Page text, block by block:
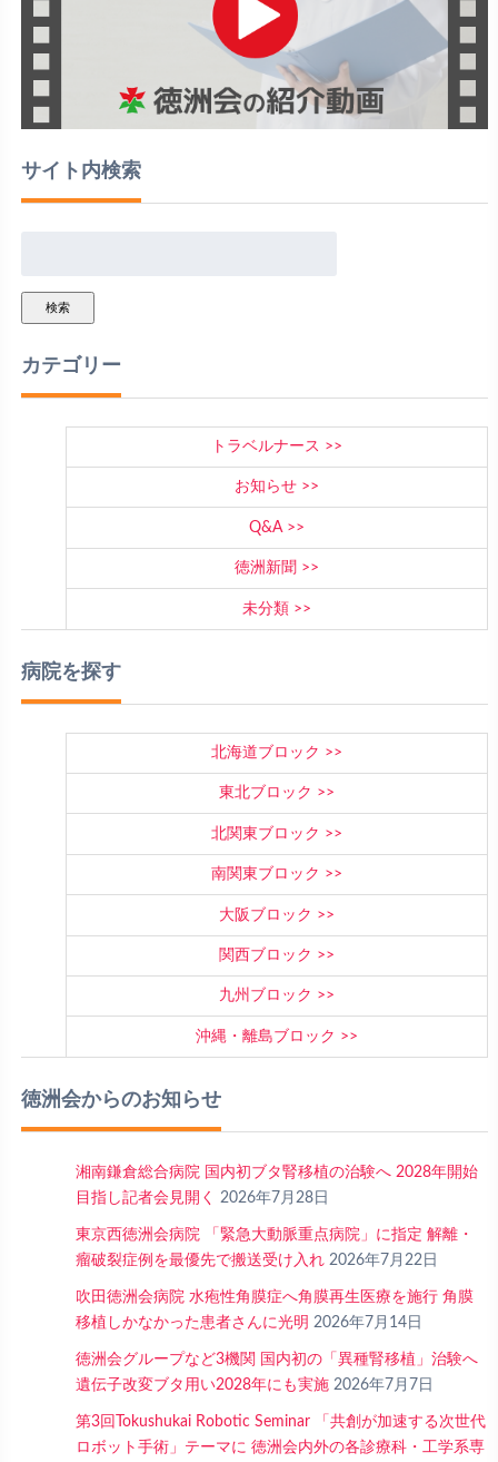
サイト内検索
検索
カテゴリー
トラベルナース
お知らせ
Q&A
徳洲新聞
未分類
病院を探す
北海道ブロック
東北ブロック
北関東ブロック
南関東ブロック
大阪ブロック
関西ブロック
九州ブロック
沖縄・離島ブロック
徳洲会からのお知らせ
湘南鎌倉総合病院 国内初ブタ腎移植の治験へ 2028年開始
目指し記者会見開く
2026年7月28日
東京西徳洲会病院 「緊急大動脈重点病院」に指定 解離・
瘤破裂症例を最優先で搬送受け入れ 2026年7月22日
吹田徳洲会病院 水疱性角膜症へ角膜再生医療を施行 角膜
移植しかなかった患者さんに光明 2026年7月14日
徳洲会グループなど3機関 国内初の「異種腎移植」治験へ
遺伝子改変ブタ用い2028年にも実施 2026年7月7日
第3回Tokushukai Robotic Seminar 「共創が加速する次世代
ロボット手術」テーマに 徳洲会内外の各診療科・工学系専